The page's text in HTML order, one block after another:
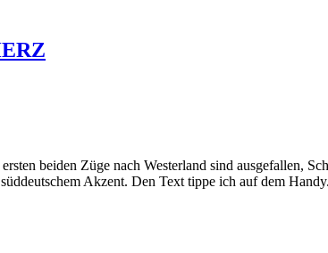
beiden Züge nach Westerland sind ausgefallen,
Akzent. Den Text tippe ich auf dem